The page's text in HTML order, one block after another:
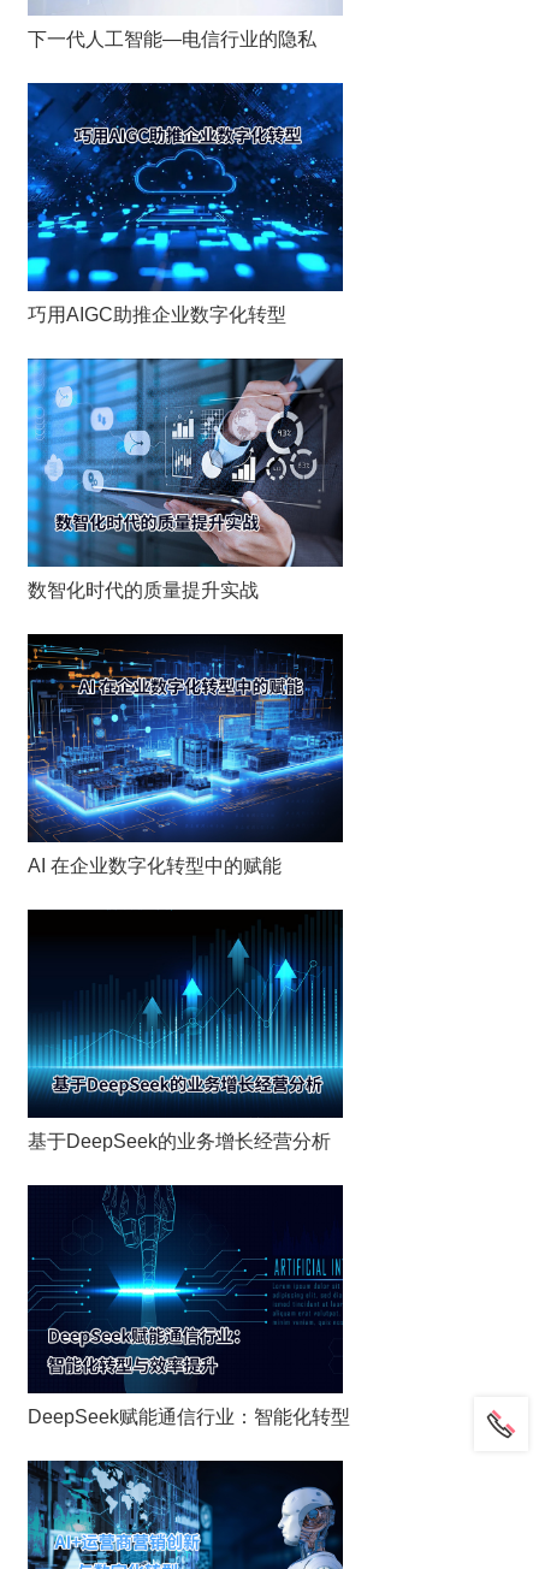
下一代人工智能—电信行业的隐私
巧用AIGC助推企业数字化转型
数智化时代的质量提升实战
AI 在企业数字化转型中的赋能
基于DeepSeek的业务增长经营分析
DeepSeek赋能通信行业：智能化转型